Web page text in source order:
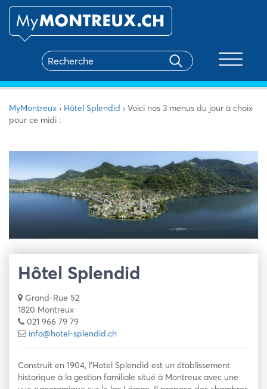
MyMontreux › Hôtel Splendid › Voici nos 3 menus du jour à choix
pour ce midi :
Hôtel Splendid
Grand-Rue 52
1820 Montreux
021 966 79 79
info@hotel-splendid.ch
Construit en 1904, l’Hotel Splendid est un établissement
historique à la gestion familiale situé à Montreux avec une